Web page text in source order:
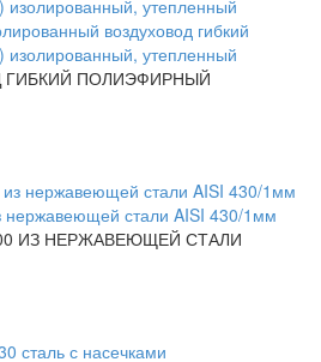
воздуховод гибкий
утепленный
ГИБКИЙ ПОЛИЭФИРНЫЙ
нержавеющей стали AISI 430/1мм
ИЗ НЕРЖАВЕЮЩЕЙ СТАЛИ